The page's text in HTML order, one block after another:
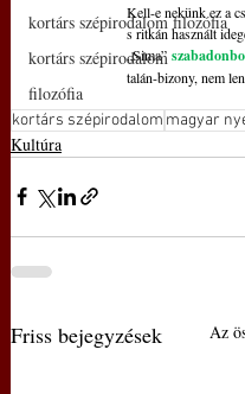
kortárs szépirodalom filozófia
kortárs szépirodalom
filozófia
Kell-e nekünk ez a
s ritkán használt
„Sima”
talán-bizony, nem
kortárs szépirodalom magyar
Kultúra
Friss bejegyzések Az